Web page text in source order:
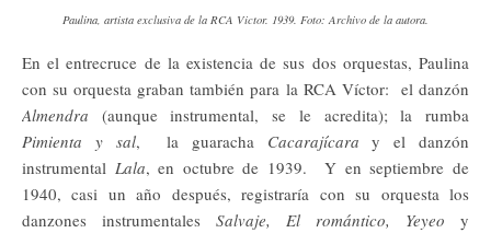
Paulina, artista exclusiva de la RCA Victor. 1939. Foto: Archivo de la autora.
En el entrecruce de la existencia de sus dos orquestas, Paulina
con su orquesta graban también para la RCA Víctor: el danzón
Almendra (aunque instrumental, se le acredita); la rumba
Pimienta y sal, la guaracha Cacarajícara y el danzón
instrumental Lala, en octubre de 1939. Y en septiembre de
1940, casi un año después, registraría con su orquesta los
danzones instrumentales Salvaje, El romántico, Yeyeo y